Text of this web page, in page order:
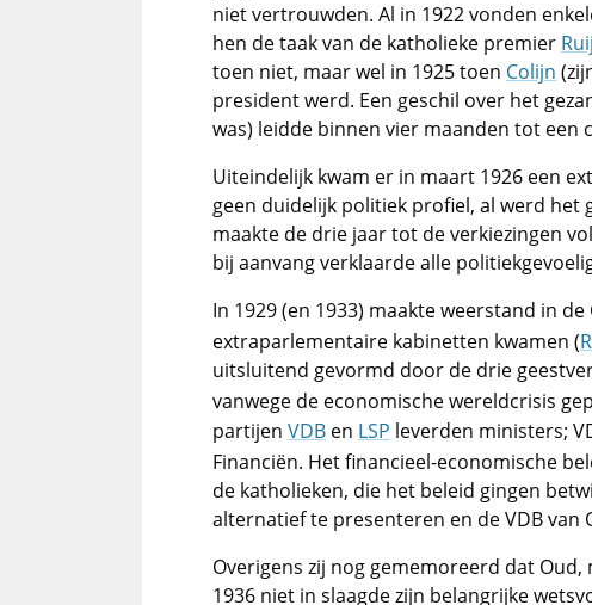
niet vertrouwden. Al in 1922 vonden
hen de taak van de katholieke premier
toen niet, maar wel in 1925 toen Colijn
president werd. Een geschil over het
was) leidde binnen vier maanden tot een
Uiteindelijk kwam er in maart 1926 een
geen duidelijk politiek profiel, al werd het
maakte de drie jaar tot de verkiezingen
bij aanvang verklaarde alle
In 1929 (en 1933) maakte weerstand in
extraparlementaire kabinetten kwamen (
uitsluitend gevormd door de drie
vanwege de economische wereldcrisis
partijen VDB en LSP leverden ministers;
Financiën. Het financieel-economische
de katholieken, die het beleid gingen
alternatief te presenteren en de VDB van
Overigens zij nog gememoreerd dat
1936 niet in slaagde zijn belangrijke